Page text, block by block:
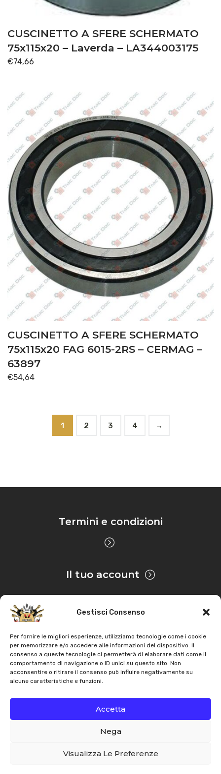
Gestisci Consenso
Per fornire le migliori esperienze, utilizziamo tecnologie come i cookie
per memorizzare e/o accedere alle informazioni del dispositivo. Il
consenso a queste tecnologie ci permetterà di elaborare dati come il
comportamento di navigazione o ID unici su questo sito. Non
acconsentire o ritirare il consenso può influire negativamente su
alcune caratteristiche e funzioni.
Accetta
Nega
Visualizza Le Preferenze
CUSCINETTO A SFERE SCHERMATO
75x115x20 – Laverda – LA344003175
€74,66
CUSCINETTO A SFERE SCHERMATO
75x115x20 FAG 6015-2RS – CERMAG –
63897
€54,64
1 2 3 4 →
Termini e condizioni
Il tuo account
Privacy & Cookie
CopyrightAZ Agri. Tutti i diritti servati |Assistenza |
Contatti